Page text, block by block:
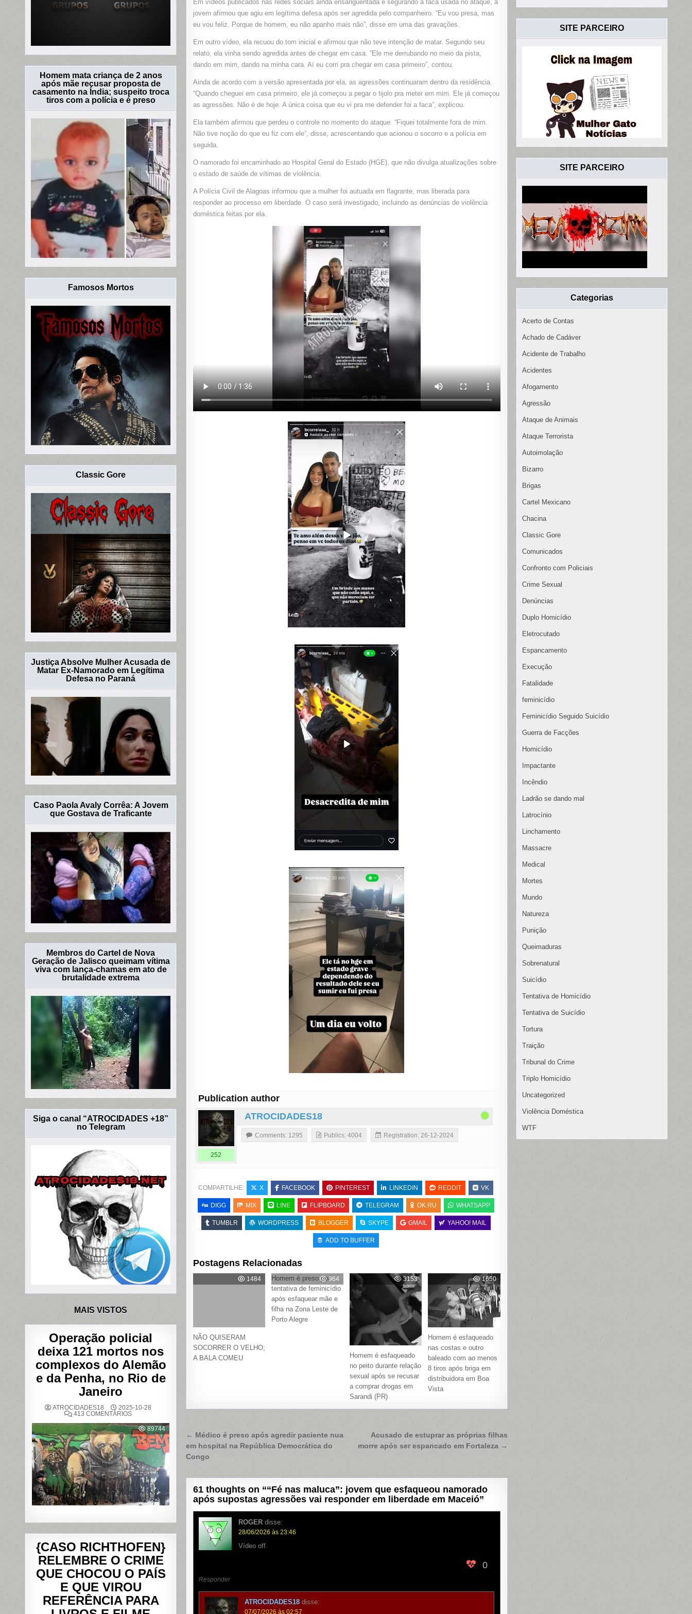
SUPOSTAS
VAI
RESPONDER
EM
EM
MACEIÓ
Em vídeos publicados nas redes sociais ainda ensanguentada e segurando a faca usada no ataque, a
jovem afirmou que agiu em legítima defesa após ser agredida pelo companheiro. “Eu vou presa, mas
eu vou feliz. Porque de homem, eu não apanho mais não”, disse em uma das gravações.
Em outro vídeo, ela recuou do tom inicial e afirmou que não teve intenção de matar. Segundo seu
relato, ela vinha sendo agredida antes de chegar em casa. “Ele me derrubando no meio da pista,
dando em mim, dando na minha cara. Aí eu corri pra chegar em casa primeiro”, contou.
Ainda de acordo com a versão apresentada por ela, as agressões continuaram dentro da residência.
“Quando cheguei em casa primeiro, ele já começou a pegar o tijolo pra meter em mim. Ele já começou
as agressões. Não é de hoje. A única coisa que eu vi pra me defender foi a faca”, explicou.
Ela também afirmou que perdeu o controle no momento do ataque. “Fiquei totalmente fora de mim.
Não tive noção do que eu fiz com ele”, disse, acrescentando que acionou o socorro e a polícia em
seguida.
O namorado foi encaminhado ao Hospital Geral do Estado (HGE), que não divulga atualizações sobre
o estado de saúde de vítimas de violência.
A Polícia Civil de Alagoas informou que a mulher foi autuada em flagrante, mas liberada para
responder ao processo em liberdade. O caso será investigado, incluindo as denúncias de violência
doméstica feitas por ela.
Publication author
ATROCIDADES18
252
Comments: 1295 Publics: 4004 Registration: 26-12-2024
COMPARTILHE: X FACEBOOK PINTEREST LINKEDIN REDDIT VK
DIGG MIX LINE FLIPBOARD TELEGRAM OK.RU WHATSAPP
TUMBLR WORDPRESS BLOGGER SKYPE GMAIL YAHOO! MAIL
ADD TO BUFFER
Postagens Relacionadas
1484
NÃO QUISERAM
SOCORRER O VELHO;
A BALA COMEU
964
Homem é preso por
tentativa de feminicídio
após esfaquear mãe e
filha na Zona Leste de
Porto Alegre
3153
Homem é esfaqueado
no peito durante relação
sexual após se recusar
a comprar drogas em
Sarandi (PR)
1650
Homem é esfaqueado
nas costas e outro
baleado com ao menos
8 tiros após briga em
distribuidora em Boa
Vista
Navegação
de
Post
Acusado de estuprar as próprias filhas
morre após ser espancado em Fortaleza →
← Médico é preso após agredir paciente nua
em hospital na República Democrática do
Congo
61 thoughts on ““Fé nas maluca”: jovem que esfaqueou namorado
após supostas agressões vai responder em liberdade em Maceió”
ROGER disse:
28/06/2026 às 23:46
Vídeo off.
0
Responder
ATROCIDADES18 disse:
07/07/2026 às 02:57
Homem mata criança de 2 anos
após mãe recusar proposta de
casamento na Índia; suspeito troca
tiros com a polícia e é preso
Famosos Mortos
Classic Gore
Justiça Absolve Mulher Acusada de
Matar Ex-Namorado em Legítima
Defesa no Paraná
Caso Paola Avaly Corrêa: A Jovem
que Gostava de Traficante
Membros do Cartel de Nova
Geração de Jalisco queimam vítima
viva com lança-chamas em ato de
brutalidade extrema
Siga o canal “ATROCIDADES +18”
no Telegram
MAIS VISTOS
Operação policial
deixa 121 mortos nos
complexos do Alemão
e da Penha, no Rio de
Janeiro
ATROCIDADES18
2025-10-28
413 COMENTÁRIOSEM
POLICIAL
DEIXA
121
MORTOS
NOS
COMPLEXOS
DO
ALEMÃO
E
DA
PENHA,
NO
RIO
DE
89744
{CASO RICHTHOFEN}
RELEMBRE O CRIME
QUE CHOCOU O PAÍS
E QUE VIROU
REFERÊNCIA PARA
SITE PARCEIRO
SITE PARCEIRO
Categorias
Acerto de Contas
Achado de Cadáver
Acidente de Trabalho
Acidentes
Afogamento
Agressão
Ataque de Animais
Ataque Terrorista
Autoimolação
Bizarro
Brigas
Cartel Mexicano
Chacina
Classic Gore
Comunicados
Confronto com Policiais
Crime Sexual
Denúncias
Duplo Homicídio
Eletrocutado
Espancamento
Execução
Fatalidade
feminicídio
Feminicídio Seguido Suicídio
Guerra de Facções
Homicídio
Impactante
Incêndio
Ladrão se dando mal
Latrocínio
Linchamento
Massacre
Medical
Mortes
Mundo
Natureza
Punição
Queimaduras
Sobrenatural
Suicídio
Tentativa de Homicídio
Tentativa de Suicídio
Tortura
Traição
Tribunal do Crime
Triplo Homicídio
Uncategorized
Violência Doméstica
WTF